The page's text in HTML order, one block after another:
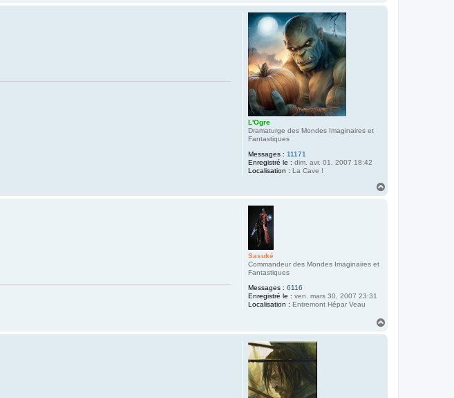
L'Ogre
Dramaturge des Mondes Imaginaires et
Fantastiques
Messages : 11171
Enregistré le : dim. avr. 01, 2007 18:42
Localisation : La Cave !
Sasuké
Commandeur des Mondes Imaginaires et
Fantastiques
Messages : 6116
Enregistré le : ven. mars 30, 2007 23:31
Localisation : Entremont Hépar Veau